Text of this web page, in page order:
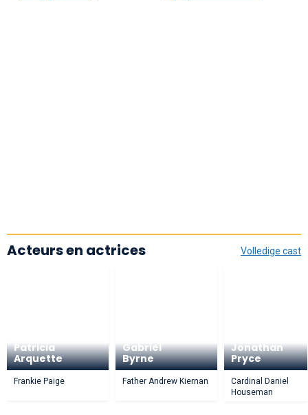
Volledige cast
Acteurs en actrices
Patricia
Arquette
Frankie Paige
Gabriel
Byrne
Father Andrew Kiernan
Jonathan
Pryce
Cardinal Daniel
Houseman